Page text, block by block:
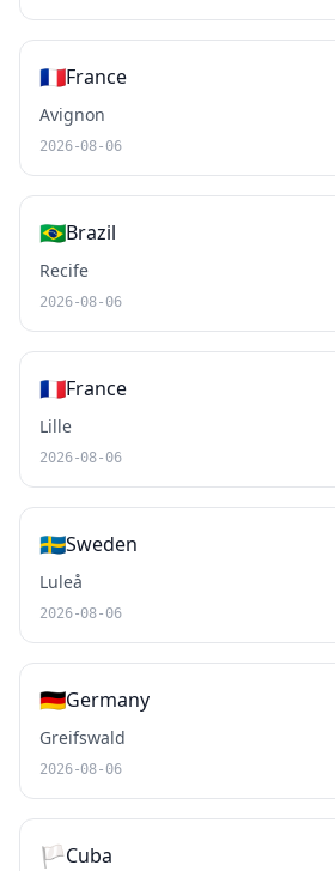
🇫🇷France
Avignon
2026-08-06
🇧🇷Brazil
Recife
2026-08-06
🇫🇷France
Lille
2026-08-06
🇸🇪Sweden
Luleå
2026-08-06
🇩🇪Germany
Greifswald
2026-08-06
🏳️Cuba